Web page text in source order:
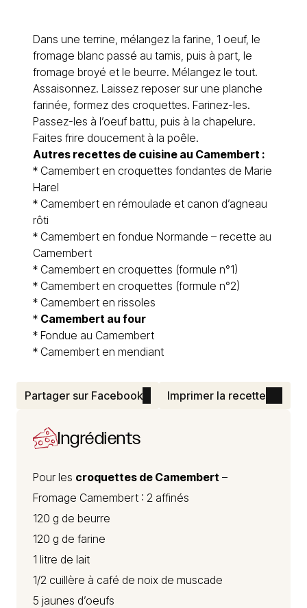
Dans une terrine, mélangez la farine, 1 oeuf, le
fromage blanc passé au tamis, puis à part, le
fromage broyé et le beurre. Mélangez le tout.
Assaisonnez. Laissez reposer sur une planche
farinée, formez des croquettes. Farinez-les.
Passez-les à l’oeuf battu, puis à la chapelure.
Faites frire doucement à la poêle.
Autres recettes de cuisine au Camembert :
* Camembert en croquettes fondantes de Marie
Harel
* Camembert en rémoulade et canon d’agneau
rôti
* Camembert en fondue Normande – recette au
Camembert
* Camembert en croquettes (formule n°1)
* Camembert en croquettes (formule n°2)
* Camembert en rissoles
* Camembert au four
* Fondue au Camembert
* Camembert en mendiant
Partager sur Facebook Imprimer la recette
Ingrédients
Pour les croquettes de Camembert –
Fromage Camembert : 2 affinés
120 g de beurre
120 g de farine
1 litre de lait
1/2 cuillère à café de noix de muscade
5 jaunes d’oeufs